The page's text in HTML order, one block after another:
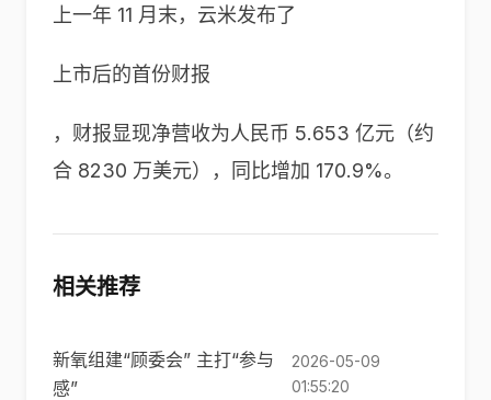
上一年 11 月末，云米发布了
上市后的首份财报
，财报显现净营收为人民币 5.653 亿元（约
合 8230 万美元），同比增加 170.9%。
相关推荐
新氧组建“顾委会” 主打“参与
感”
2026-05-09
01:55:20